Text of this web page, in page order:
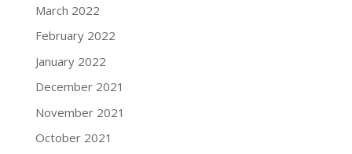
March 2022
February 2022
January 2022
December 2021
November 2021
October 2021